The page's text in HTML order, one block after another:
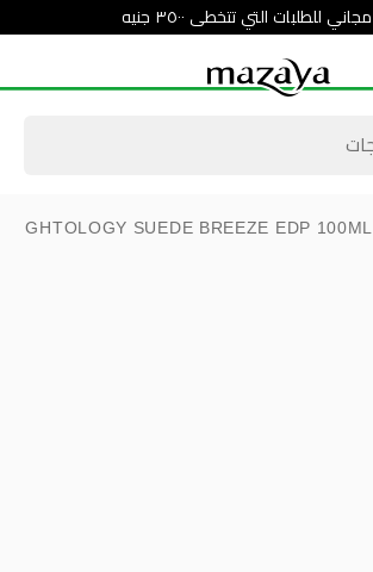
للطلبات التي تتخطى ٣٥٠٠ جنيه
NIGHTOLOGY SUEDE BREEZE EDP 100ML